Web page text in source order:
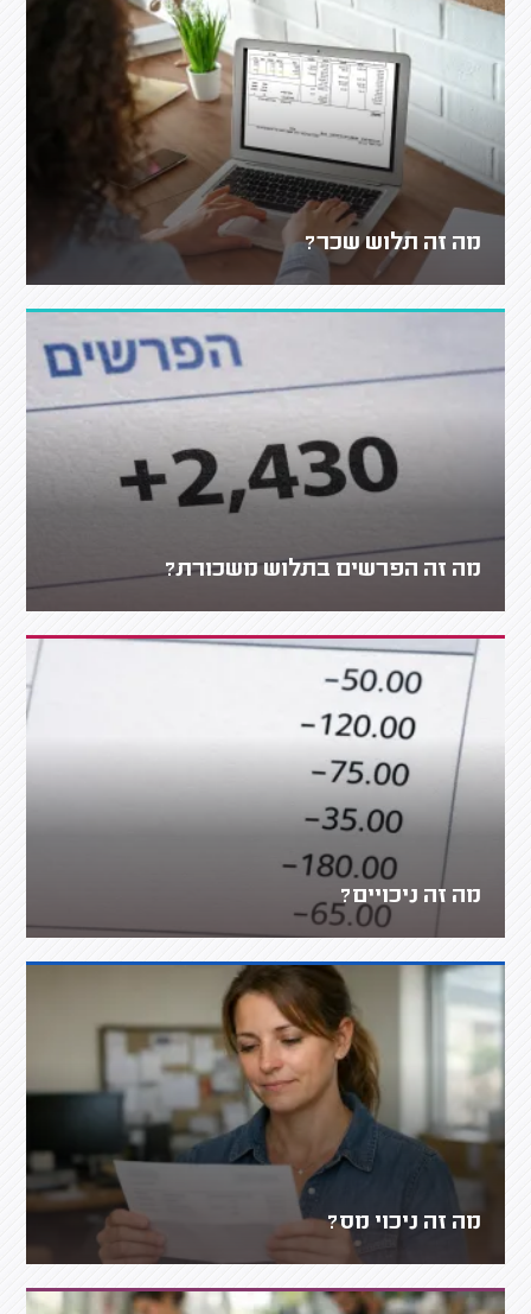
מה זה תלוש שכר?
מה זה הפרשים בתלוש משכורת?
מה זה ניכויים?
מה זה ניכוי מס?